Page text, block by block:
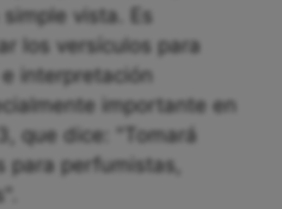
vista. Es
los versículos para
interpretación
importante en
que dice: "Tomará
para perfumistas,